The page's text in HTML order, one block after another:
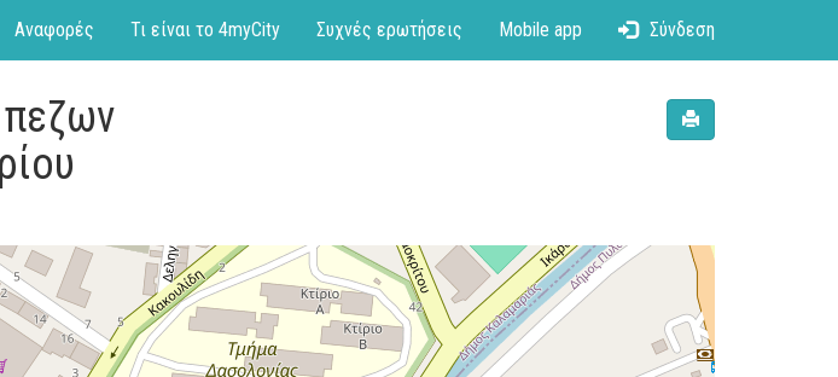
Αναφορές Τι είναι το 4myCity Συχνές ερωτήσεις Mobile app Σύνδεση